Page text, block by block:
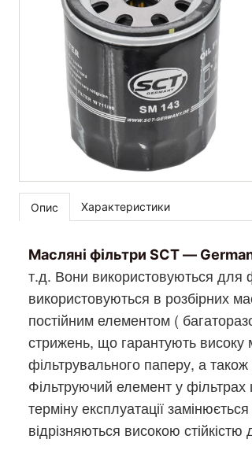
Опис Характеристики
Масляні фільтри SCT —
т.д. Вони використовуються для
використовуються в розбірних
постійним елементом (
стрижень, що гарантують високу
фільтрувального паперу, а
Фільтруючий елемент у
терміну експлуатації
відрізняються високою